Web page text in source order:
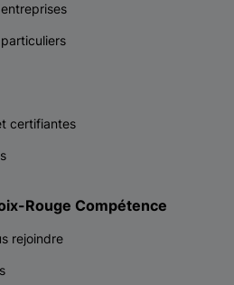
certifiantes
Rouge Compétence
rejoindre